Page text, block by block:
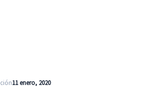
11 enero, 2020